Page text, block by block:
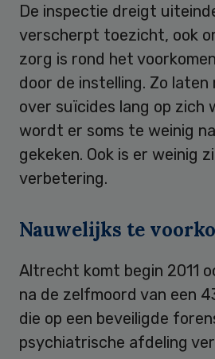
De inspectie dreigt
verscherpt toezicht, ook
zorg is rond het
door de instelling. Zo
over suïcides lang op zich
wordt er soms te weinig
gekeken. Ook is er weinig
verbetering.
Nauwelijks te
Altrecht komt begin 2011
na de zelfmoord van een
die op een beveiligde
psychiatrische afdeling